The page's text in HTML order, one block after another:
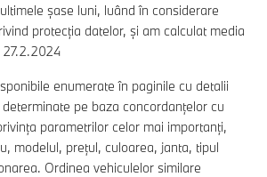
șase luni, luând în considerare
protecția datelor, și am calculat media
27.2.2024
enumerate în paginile cu detalii
pe baza concordanțelor cu
parametrilor celor mai importanți,
modelul, prețul, culoarea, janta, tipul
Ordinea vehiculelor similare